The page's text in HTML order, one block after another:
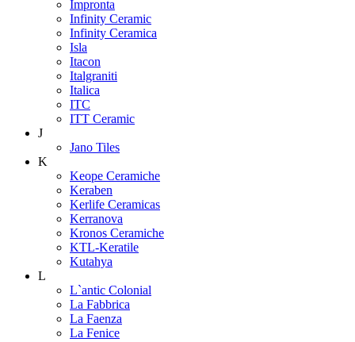
Impronta
Infinity Ceramic
Infinity Ceramica
Isla
Itacon
Italgraniti
Italica
ITC
ITT Ceramic
J
Jano Tiles
K
Keope Ceramiche
Keraben
Kerlife Ceramicas
Kerranova
Kronos Ceramiche
KTL-Keratile
Kutahya
L
L`antic Colonial
La Fabbrica
La Faenza
La Fenice